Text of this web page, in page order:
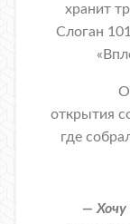
хранит
Слоган
открытия
где
— Хочу